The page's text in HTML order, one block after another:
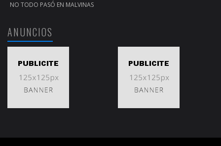
NO TODO PASÓ EN MALVINAS
ANUNCIOS